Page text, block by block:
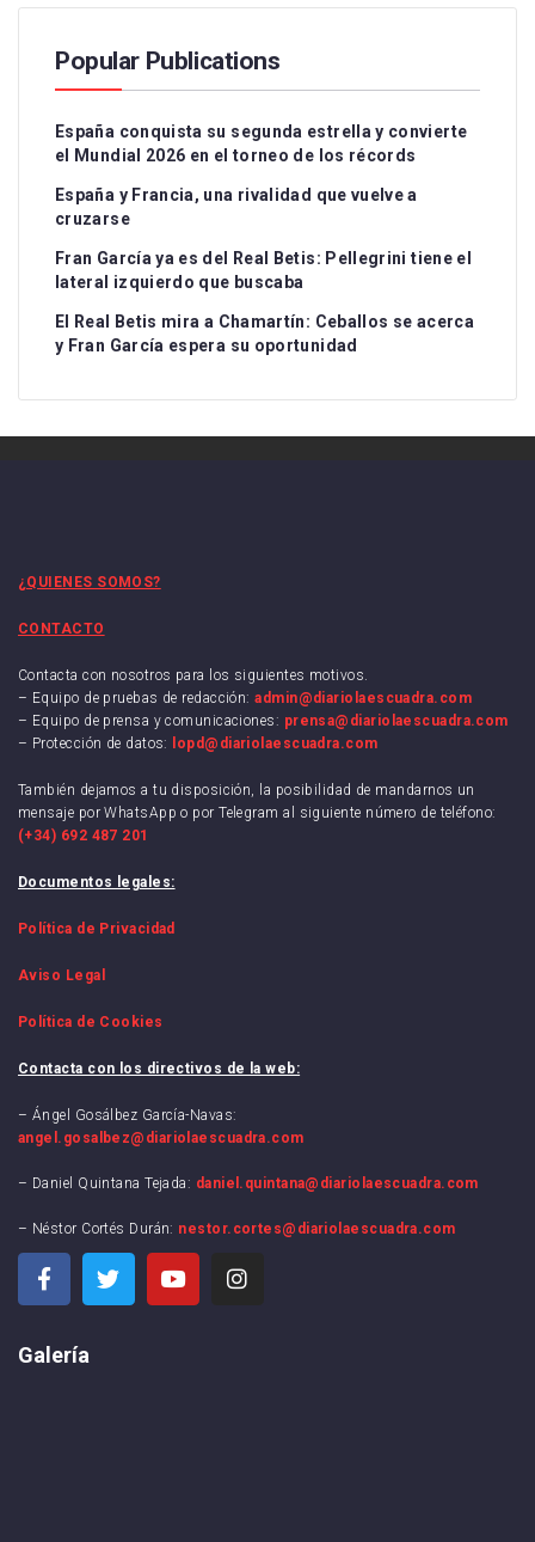
Popular Publications
España conquista su segunda estrella y convierte
el Mundial 2026 en el torneo de los récords
España y Francia, una rivalidad que vuelve a
cruzarse
Fran García ya es del Real Betis: Pellegrini tiene el
lateral izquierdo que buscaba
El Real Betis mira a Chamartín: Ceballos se acerca
y Fran García espera su oportunidad
¿QUIENES SOMOS?
CONTACTO
Contacta con nosotros para los siguientes motivos.
– Equipo de pruebas de redacción:admin@diariolaescuadra.com
– Equipo de prensa y comunicaciones: prensa@diariolaescuadra.com
– Protección de datos:
lopd@diariolaescuadra.com
También dejamos a tu disposición, la posibilidad de mandarnos un
mensaje por WhatsApp o por Telegram al siguiente número de teléfono:
(+34) 692 487 201
Documentos legales:
Política de Privacidad
Aviso Legal
Política de Cookies
Contacta con los directivos de la web:
– Ángel Gosálbez García-Navas:
angel.gosalbez@diariolaescuadra.com
– Daniel Quintana Tejada: daniel.quintana@diariolaescuadra.com
– Néstor Cortés Durán: nestor.cortes@diariolaescuadra.com
Galería